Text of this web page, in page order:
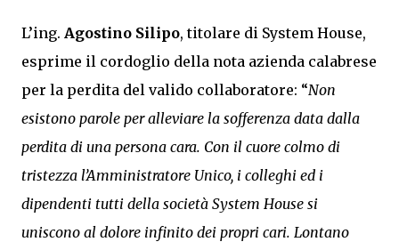
L’ing. Agostino Silipo, titolare di System House,
esprime il cordoglio della nota azienda calabrese
per la perdita del valido collaboratore: “Non
esistono parole per alleviare la sofferenza data dalla
perdita di una persona cara. Con il cuore colmo di
tristezza l’Amministratore Unico, i colleghi ed i
dipendenti tutti della società System House si
uniscono al dolore infinito dei propri cari. Lontano